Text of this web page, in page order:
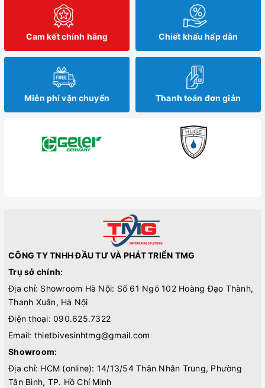
Cam kết chính hãng Chiết khấu hấp dẫn
Miễn phí vận chuyển Thanh toán đơn giản
CÔNG TY TNHH ĐẦU TƯ VÀ PHÁT TRIỂN TMG
Trụ sở chính:
Địa chỉ: Showroom Hà Nội: Số 61 Ngõ 102 Hoàng Đạo Thành,
Thanh Xuân, Hà Nội
Điện thoại: 090.625.7322
Email: thietbivesinhtmg@gmail.com
Showroom:
Địa chỉ: HCM (online): 14/13/54 Thân Nhân Trung, Phường
Tân Bình, TP. Hồ Chí Minh